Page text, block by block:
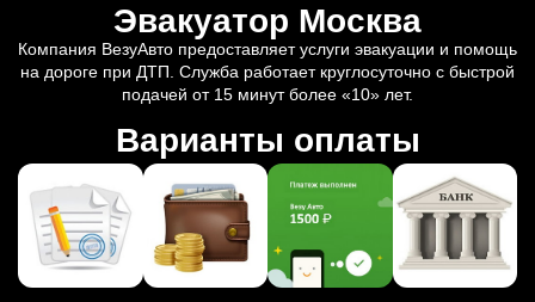
Эвакуатор Москва
Компания ВезуАвто предоставляет услуги эвакуации и помощь
на дороге при ДТП. Служба работает круглосуточно с быстрой
подачей от 15 минут более «10» лет.
Варианты оплаты